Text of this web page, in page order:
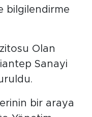
bilgilendirme
Olan
Sanayi
bir araya